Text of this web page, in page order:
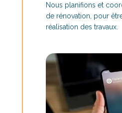
Nous planifions et
de rénovation, pour
réalisation des travaux.